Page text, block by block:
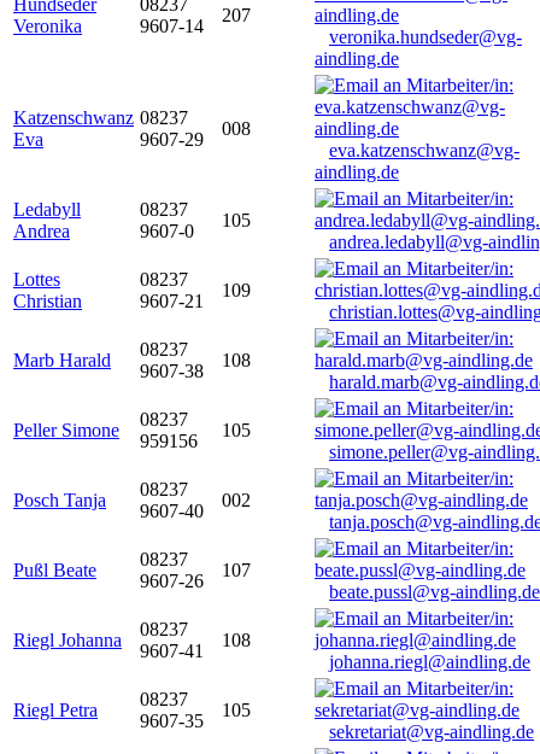
Hundseder
Veronika
08237
9607-14
207
veronika.hundseder@vg-
aindling.de
Katzenschwanz
Eva
08237
9607-29
008
eva.katzenschwanz@vg-
aindling.de
Ledabyll
Andrea
08237
9607-0
105
andrea.ledabyll@vg-
Lottes
Christian
08237
9607-21
109
christian.lottes@vg-
Marb Harald
08237
9607-38
108
harald.marb@vg-
Peller Simone
08237
959156
105
simone.peller@vg-
Posch Tanja
08237
9607-40
002
tanja.posch@vg-
Pußl Beate
08237
9607-26
107
beate.pussl@vg-aindling.de
Riegl Johanna
08237
9607-41
108
johanna.riegl@aindling.de
Riegl Petra
08237
9607-35
105
sekretariat@vg-aindling.de